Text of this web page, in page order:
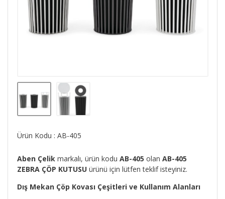
Ürün Kodu : AB-405
Aben Çelikmarkalı, ürün kodu AB-405 olan AB-405
ZEBRA ÇÖP KUTUSUürünü için lütfen teklif isteyiniz.
Dış Mekan Çöp Kovası Çeşitleri ve Kullanım Alanları